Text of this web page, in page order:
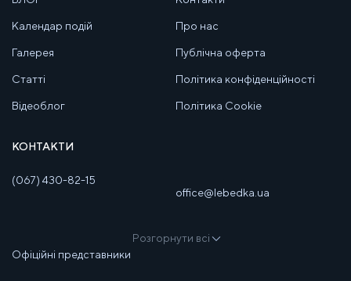
Календар подій
Галерея
Статті
Відеоблог
Про нас
Публічна оферта
Політика конфіденційності
Політика Cookie
КОНТАКТИ
(067) 430-82-15
office@lebedka.ua
Розгорнути всі
Офіційні представники